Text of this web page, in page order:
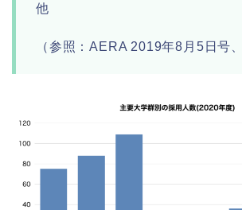
他
（参照：AERA 2019年8月5日号